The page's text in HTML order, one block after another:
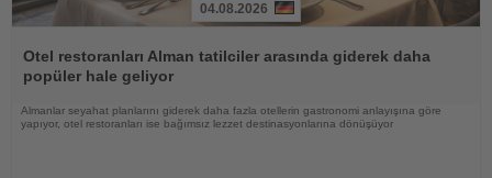
Oku
04.08.2026
Otel restoranları Alman tatilciler arasında giderek daha
popüler hale geliyor
Almanlar seyahat planlarını giderek daha fazla otellerin gastronomi anlayışına göre
yapıyor, otel restoranları ise bağımsız lezzet destinasyonlarına dönüşüyor